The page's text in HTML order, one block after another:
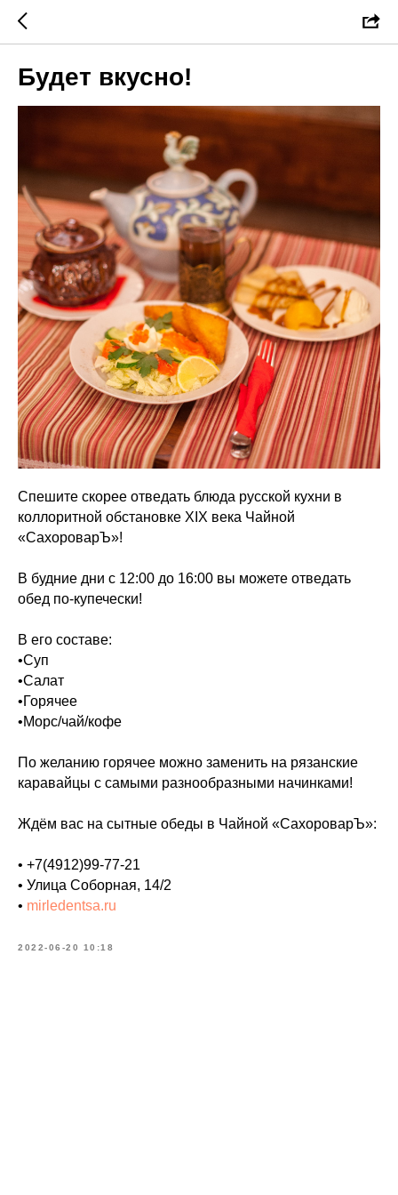
Будет вкусно!
Спешите скорее отведать блюда русской кухни в
коллоритной обстановке XIX века Чайной
«СахороварЪ»!
В будние дни с 12:00 до 16:00 вы можете отведать
обед по-купечески!
В его составе:
•Суп
•Салат
•Горячее
•Морс/чай/кофе
По желанию горячее можно заменить на рязанские
каравайцы с самыми разнообразными начинками!
Ждём вас на сытные обеды в Чайной «СахороварЪ»:
• +7(4912)99-77-21
• Улица Соборная, 14/2
• mirledentsa.ru
2022-06-20 10:18